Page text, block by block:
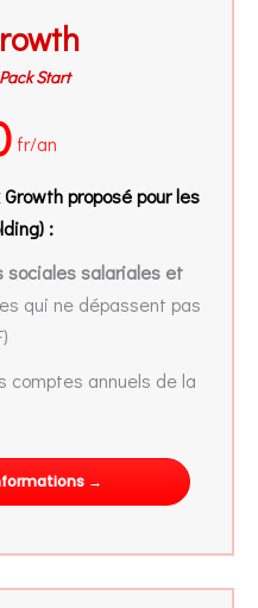
Start
fr/an
proposé pour les
:
sociales salariales et
qui ne dépassent pas
comptes annuels de la
→